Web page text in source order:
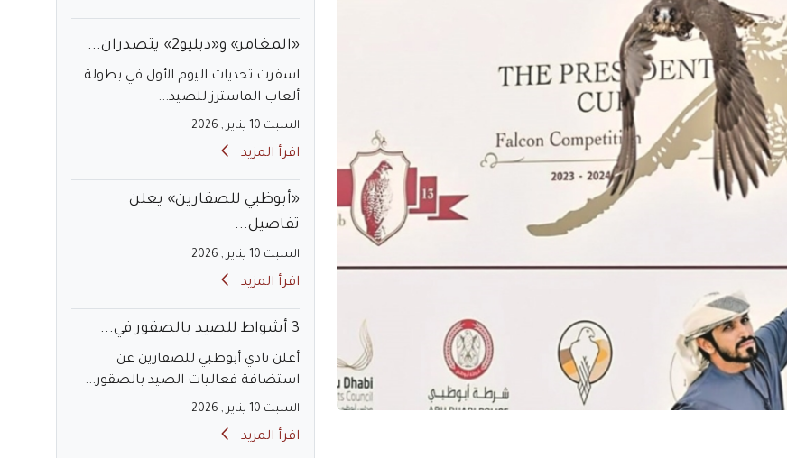
«المغامر» و«دبليو2» يتصدران...
اسفرت تحديات اليوم الأول في بطولة
ألعاب الماسترز للصيد...
السبت 10 يناير , 2026
اقرأ المزيد
«أبوظبي للصقارين» يعلن
تفاصيل...
السبت 10 يناير , 2026
اقرأ المزيد
3 أشواط للصيد بالصقور في...
أعلن نادي أبوظبي للصقارين عن
استضافة فعاليات الصيد بالصقور...
السبت 10 يناير , 2026
اقرأ المزيد